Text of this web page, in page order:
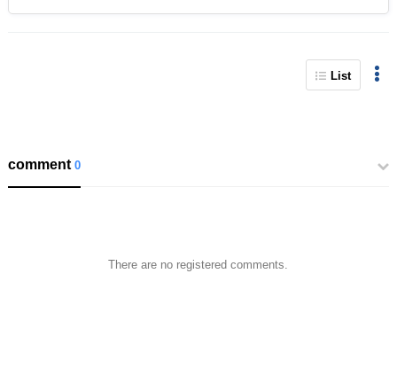
List
comment0
There are no registered comments.